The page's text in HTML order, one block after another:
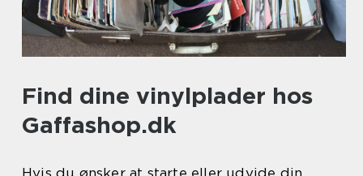
Find dine vinylplader hos
Gaffashop.dk